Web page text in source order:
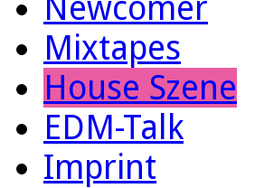
Newcomer
Mixtapes
House Szene
EDM-Talk
Imprint